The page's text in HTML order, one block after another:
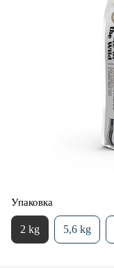
Упаковка
2 kg 5,6 kg